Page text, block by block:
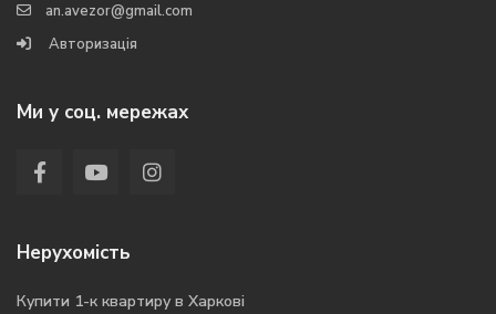
an.avezor@gmail.com
Авторизація
Ми у соц. мережах
Нерухомість
Купити 1-к квартиру в Харкові